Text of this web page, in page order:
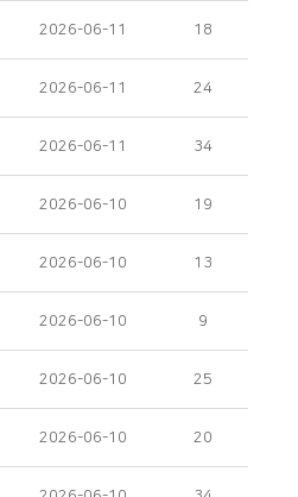
2026-06-11 18
2026-06-11 24
2026-06-11 34
2026-06-10 19
2026-06-10 13
2026-06-10 9
2026-06-10 25
2026-06-10 20